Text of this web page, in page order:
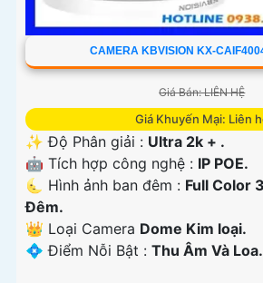
CAMERA KBVISION KX-
Giá Bán: LIÊN HỆ
Giá Khuyến Mại: Liên
✨ Độ Phân giải : Ultra 2k + .
🤖️ Tích hợp công nghệ : IP POE.
🌜 Hình ảnh ban đêm : Full Color
Ðêm.
👑 Loại Camera Dome Kim loại.
️💠 Điểm Nỗi Bật : Thu Âm Và Loa.